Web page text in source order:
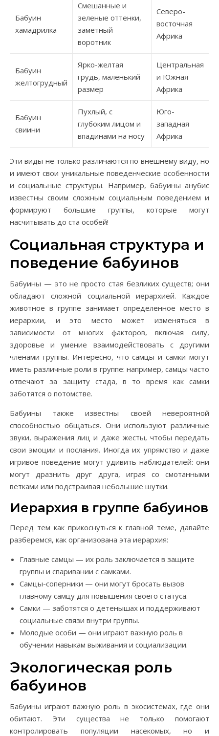
Бабуин
хамадрилка
Смешанные и
зеленые оттенки,
заметный
воротник
Северо-
восточная
Африка
Бабуин
желтогрудный
Ярко-желтая
грудь, маленький
размер
Центральная
и Южная
Африка
Бабуин
свиини
Пухлый, с
глубоким лицом и
впадинами на носу
Юго-
западная
Африка
Эти виды не только различаются по внешнему виду, но
и имеют свои уникальные поведенческие особенности
и социальные структуры. Например, бабуины анубис
известны своим сложным социальным поведением и
формируют большие группы, которые могут
насчитывать до ста особей!
Социальная структура и
поведение бабуинов
Бабуины — это не просто стая безликих существ; они
обладают сложной социальной иерархией. Каждое
животное в группе занимает определенное место в
иерархии, и это место может изменяться в
зависимости от многих факторов, включая силу,
здоровье и умение взаимодействовать с другими
членами группы. Интересно, что самцы и самки могут
иметь различные роли в группе: например, самцы часто
отвечают за защиту стада, в то время как самки
заботятся о потомстве.
Бабуины также известны своей невероятной
способностью общаться. Они используют различные
звуки, выражения лиц и даже жесты, чтобы передать
свои эмоции и послания. Иногда их упрямство и даже
игривое поведение могут удивить наблюдателей: они
могут дразнить друг друга, играя со смотанными
ветками или подстраивая небольшие шутки.
Иерархия в группе бабуинов
Перед тем как прикоснуться к главной теме, давайте
разберемся, как организована эта иерархия:
Главные самцы — их роль заключается в защите
группы и спаривании с самками.
Самцы-соперники — они могут бросать вызов
главному самцу для повышения своего статуса.
Самки — заботятся о детенышах и поддерживают
социальные связи внутри группы.
Молодые особи — они играют важную роль в
обучении навыкам выживания и социализации.
Экологическая роль
бабуинов
Бабуины играют важную роль в экосистемах, где они
обитают. Эти существа не только помогают
контролировать популяции насекомых, но и